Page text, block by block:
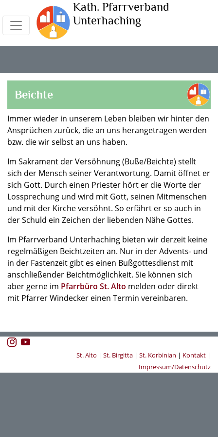
Kath. Pfarrverband
Unterhaching
Beichte
Immer wieder in unserem Leben bleiben wir hinter den
Ansprüchen zurück, die an uns herangetragen werden
bzw. die wir selbst an uns haben.
Im Sakrament der Versöhnung (Buße/Beichte) stellt
sich der Mensch seiner Verantwortung. Damit öffnet er
sich Gott. Durch einen Priester hört er die Worte der
Lossprechung und wird mit Gott, seinen Mitmenschen
und mit der Kirche versöhnt. So erfährt er so auch in
der Schuld ein Zeichen der liebenden Nähe Gottes.
Im Pfarrverband Unterhaching bieten wir derzeit keine
regelmäßigen Beichtzeiten an. Nur in der Advents- und
in der Fastenzeit gibt es einen Bußgottesdienst mit
anschließender Beichtmöglichkeit. Sie können sich
aber gerne im Pfarrbüro St. Alto melden oder direkt
mit Pfarrer Windecker einen Termin vereinbaren.
St. Alto | St. Birgitta | St. Korbinian | Kontakt |
Impressum/Datenschutz